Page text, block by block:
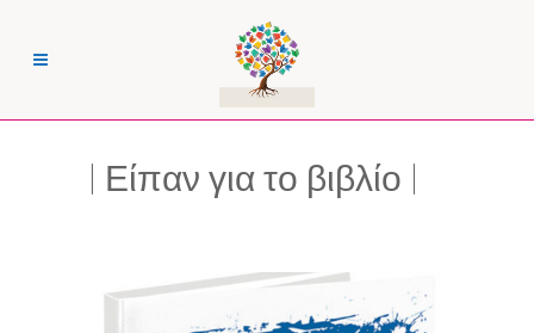
| Είπαν για το βιβλίο |